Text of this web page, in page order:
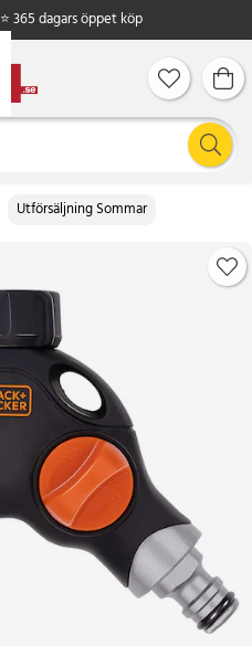
⭐ 365 dagars öppet köp
Utförsäljning Sommar